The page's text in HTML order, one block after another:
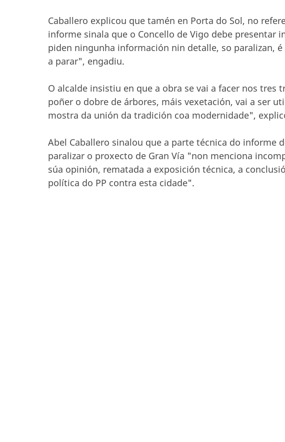
Caballero explicou que tamén en Porta do Sol, no
informe sinala que o Concello de Vigo debe presentar
piden ningunha información nin detalle, so paralizan,
a parar", engadiu.
O alcalde insistiu en que a obra se vai a facer nos tres
poñer o dobre de árbores, máis vexetación, vai a ser
mostra da unión da tradición coa modernidade",
Abel Caballero sinalou que a parte técnica do informe
paralizar o proxecto de Gran Vía "non menciona
súa opinión, rematada a exposición técnica, a
política do PP contra esta cidade".